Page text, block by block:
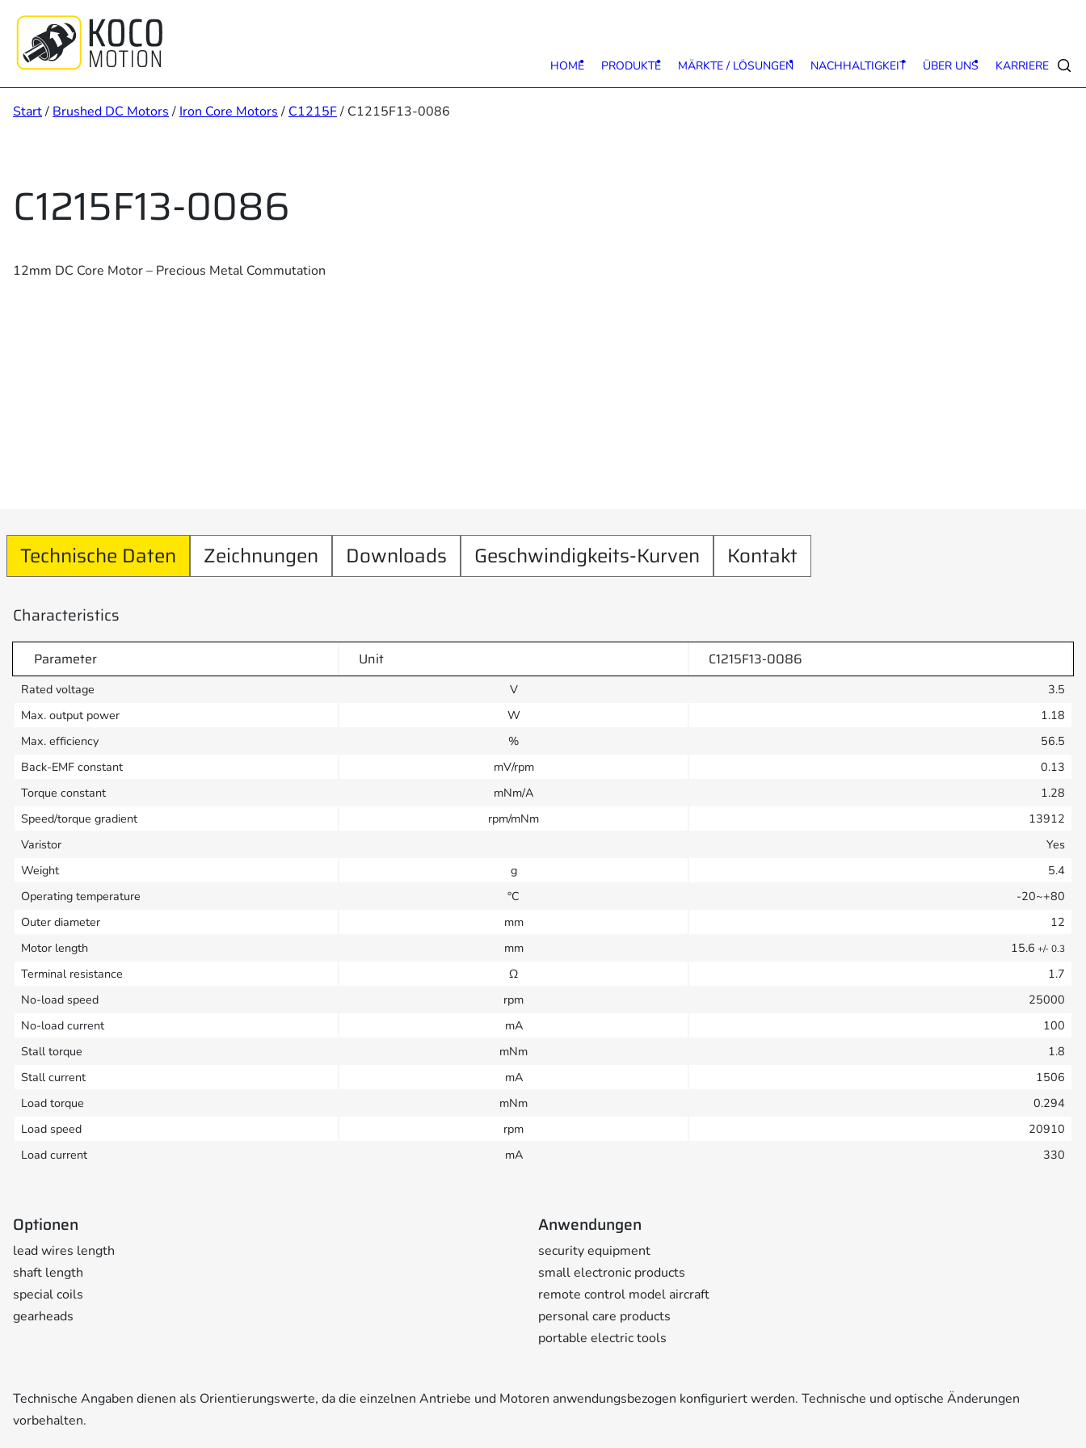
springen
HOME PRODUKTE MÄRKTE / LÖSUNGEN NACHHALTIGKEIT ÜBER UNS KARRIERE
Start/ Brushed DC Motors / Iron Core Motors / C1215F/ C1215F13-0086
C1215F13-0086
12mm DC Core Motor – Precious Metal Commutation
Technische Daten Zeichnungen Downloads Geschwindigkeits-Kurven Kontakt
Characteristics
Parameter Unit C1215F13-0086
Rated voltage V
3.5
Max. output power
W
1.18
Max. efficiency
%
56.5
Back-EMF constant
mV/rpm
0.13
Torque constant
mNm/A
1.28
Speed/torque gradient
rpm/mNm
13912
Varistor
Yes
Weight
g
5.4
Operating temperature
°C
-20~+80
Outer diameter
mm
12
Motor length
mm 15.6 +/- 0.3
Terminal resistance Ω
1.7
No-load speed
rpm
25000
No-load current
mA
100
Stall torque
mNm
1.8
Stall current
mA
1506
Load torque
mNm
0.294
Load speed
rpm
20910
Load current
mA 330
Optionen
lead wires length
shaft length
special coils
gearheads
Anwendungen
security equipment
small electronic products
remote control model aircraft
personal care products
portable electric tools
Technische Angaben dienen als Orientierungswerte, da die einzelnen Antriebe und Motoren anwendungsbezogen konfiguriert werden. Technische und optische Änderungen
vorbehalten.